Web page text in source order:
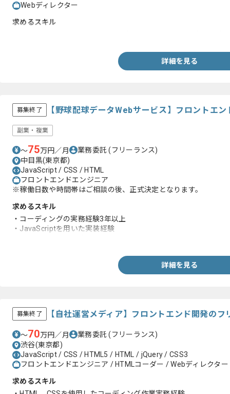
Webディレクター
求めるスキル
詳細を見る
募集終了 【野球配球データWebサービス】フロントエ
副業・複業
〜75万円／月 業務委託(フリーランス)
中目黒(東京都)
JavaScript / CSS / HTML
フロントエンドエンジニア
※稼働日数や時間帯はご相談の後、正式決定となります。
求めるスキル
・コーディングの実務経験3年以上
・JavaScriptを用いた実装経験
詳細を見る
募集終了 【自社運営メディア】フロントエンド開発の
〜70万円／月 業務委託(フリーランス)
渋谷(東京都)
JavaScript / CSS / HTML5 / HTML / jQuery / CSS3
フロントエンドエンジニア / HTMLコーダー / Webディレクター
求めるスキル